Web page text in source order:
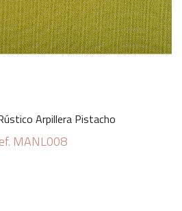
Arpillera Pistacho
MANL008